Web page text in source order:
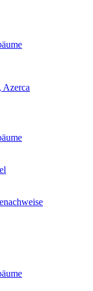
Azerca